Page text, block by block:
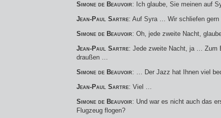
Simone de Beauvoir: Ich glaube, Sie meinen auf
Jean-Paul Sartre: Auf Syra … Wir schliefen gern
Simone de Beauvoir: Oh, jede zweite Nacht,
Jean-Paul Sartre: Jede zweite Nacht, ja … Zum
draußen …
Simone de Beauvoir: … Der Jazz hat Ihnen viel
Jean-Paul Sartre: Viel …
Simone de Beauvoir: Und war es nicht auch das
Flugzeug flogen?